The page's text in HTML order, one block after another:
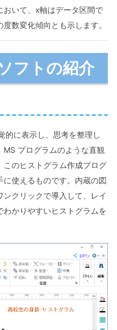
おいて、x軸はデータ区間で
数変化傾向とも示します。
フトの紹介
的に表示し、思考を整理し
プログラムのような直観
このヒストグラム作成プログ
使えるものです。内蔵の図
クリックで導入して、レイ
かりやすいヒストグラムを